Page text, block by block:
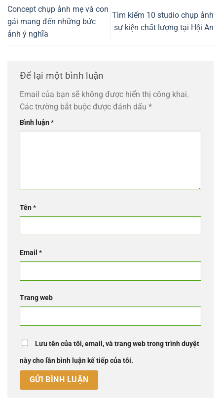
Concept chụp ảnh mẹ và con
gái mang đến những bức
ảnh ý nghĩa
Tìm kiếm 10 studio chụp ảnh
sự kiện chất lượng tại Hội An
Để lại một bình luận
Email của bạn sẽ không được hiển thị công khai.
Các trường bắt buộc được đánh dấu *
Bình luận*
Tên*
Email *
Trang web
Lưu tên của tôi, email, và trang web trong trình duyệt
này cho lần bình luận kế tiếp của tôi.